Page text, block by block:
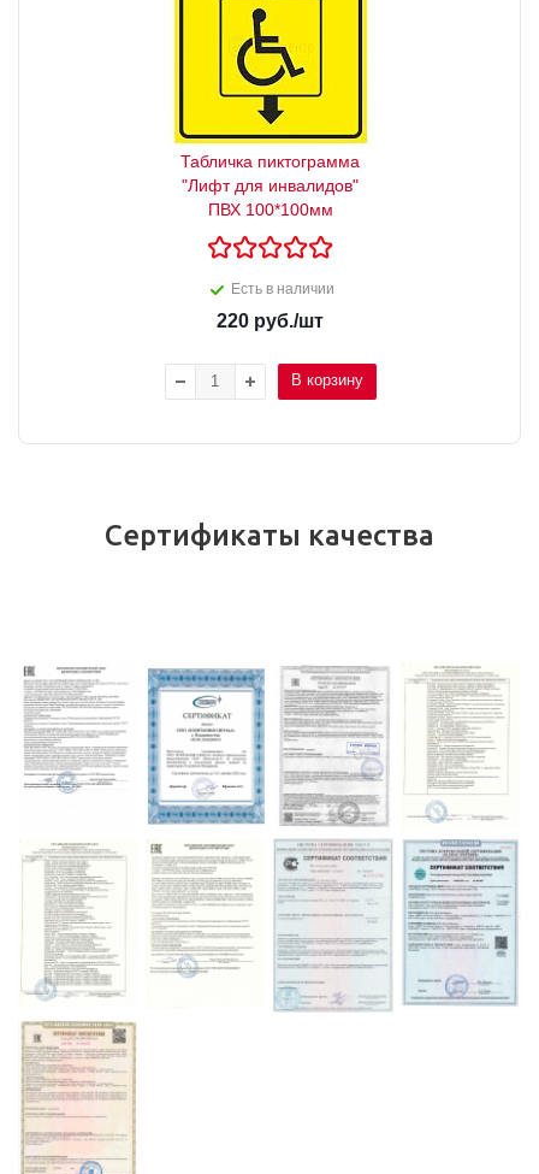
Табличка пиктограмма
"Лифт для инвалидов"
ПВХ 100*100мм
Есть в наличии
220 руб./шт
В корзину
Сертификаты качества